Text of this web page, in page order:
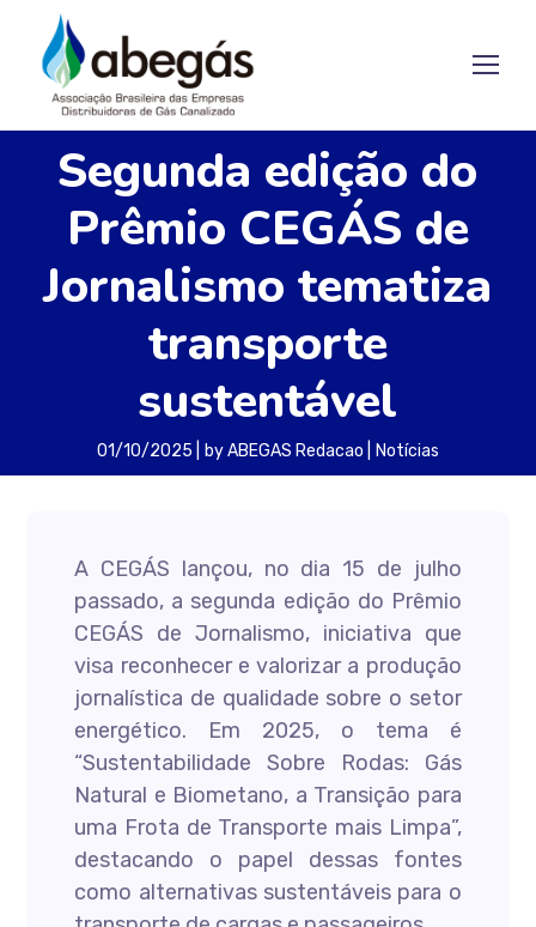
Segunda edição do
Prêmio CEGÁS de
Jornalismo tematiza
transporte
sustentável
01/10/2025 byABEGAS Redacao Notícias
A CEGÁS lançou, no dia 15 de julho
passado, a segunda edição do Prêmio
CEGÁS de Jornalismo, iniciativa que
visa reconhecer e valorizar a produção
jornalística de qualidade sobre o setor
energético. Em 2025, o tema é
“Sustentabilidade Sobre Rodas: Gás
Natural e Biometano, a Transição para
uma Frota de Transporte mais Limpa”,
destacando o papel dessas fontes
como alternativas sustentáveis para o